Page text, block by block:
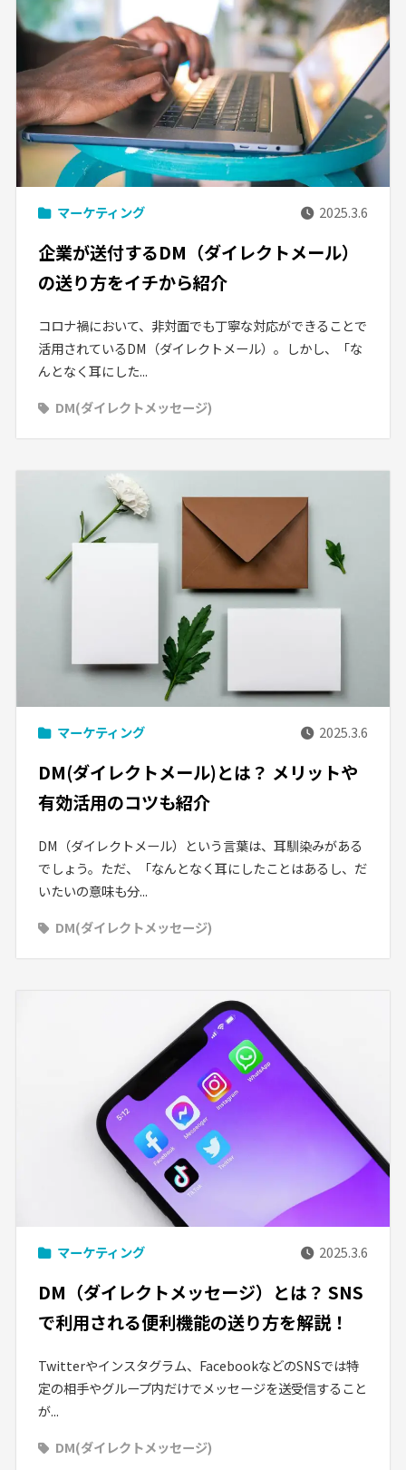
マーケティング 2025.3.6
企業が送付するDM（ダイレクトメール）
の送り方をイチから紹介
コロナ禍において、非対面でも丁寧な対応ができることで
活用されているDM（ダイレクトメール）。しかし、「な
んとなく耳にした...
DM(ダイレクトメッセージ)
マーケティング 2025.3.6
DM(ダイレクトメール)とは？ メリットや
有効活用のコツも紹介
DM（ダイレクトメール）という言葉は、耳馴染みがある
でしょう。ただ、「なんとなく耳にしたことはあるし、だ
いたいの意味も分...
DM(ダイレクトメッセージ)
マーケティング 2025.3.6
DM（ダイレクトメッセージ）とは？ SNS
で利用される便利機能の送り方を解説！
Twitterやインスタグラム、FacebookなどのSNSでは特
定の相手やグループ内だけでメッセージを送受信すること
が...
DM(ダイレクトメッセージ)